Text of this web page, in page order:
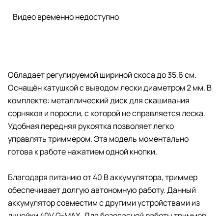
Обладает регулируемой шириной скоса до 35,6 см.
Оснащён катушкой с выводом лески диаметром 2 мм. В
комплекте: металлический диск для скашивания
сорняков и поросли, с которой не справляется леска.
Удобная передняя рукоятка позволяет легко
управлять триммером. Эта модель моментально
готова к работе нажатием одной кнопки.
Благодаря питанию от 40 В аккумулятора, триммер
обеспечивает долгую автономную работу. Данный
аккумулятор совместим с другими устройствами из
Видео временно недоступно